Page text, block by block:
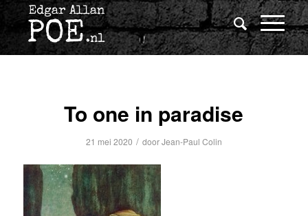
To one in paradise
21 mei 2020 / doorJean-Paul Colin